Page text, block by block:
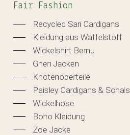
Fair Fashion
Recycled Sari Cardigans
Kleidung aus Waffelstoff
Wickelshirt Bernu
Gheri Jacken
Knotenoberteile
Paisley Cardigans & Schals
Wickelhose
Boho Kleidung
Zoe Jacke